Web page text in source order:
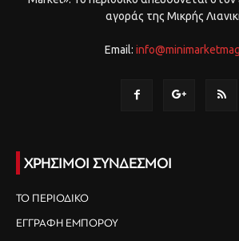
αγοράς της Μικρής
Email:
ΧΡΗΣΙΜΟΙ ΣΥΝΔΕΣΜΟΙ
ΤΟ ΠΕΡΙΟΔΙΚΟ
ΕΓΓΡΑΦΗ ΕΜΠΟΡΟΥ